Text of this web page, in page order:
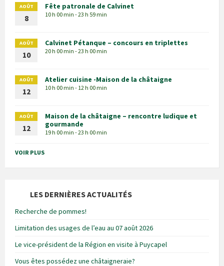
AOÛT
8
Fête patronale de Calvinet
10 h 00 min - 23 h 59 min
AOÛT
10
Calvinet Pétanque – concours en triplettes
20 h 00 min - 23 h 00 min
AOÛT
12
Atelier cuisine -Maison de la châtaigne
10 h 00 min - 12 h 00 min
AOÛT
12
Maison de la châtaigne – rencontre ludique et
gourmande
19 h 00 min - 23 h 00 min
VOIR PLUS
LES DERNIÈRES ACTUALITÉS
Recherche de pommes!
Limitation des usages de l’eau au 07 août 2026
Le vice-président de la Région en visite à Puycapel
Vous êtes possédez une châtaigneraie?